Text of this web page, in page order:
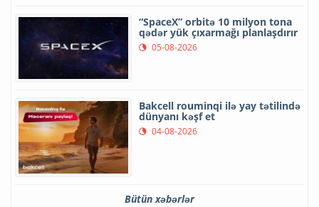
“SpaceX” orbitə 10 milyon tona
qədər yük çıxarmağı planlaşdırır
05-08-2026
Bakcell rouminqi ilə yay tətilində
dünyanı kəşf et
04-08-2026
Bütün xəbərlər